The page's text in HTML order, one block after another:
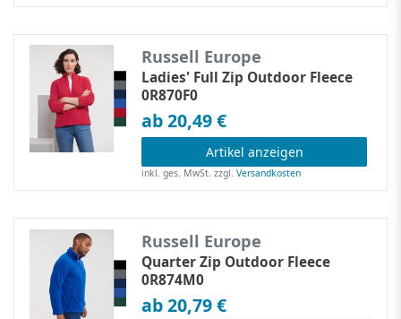
Russell Europe
Ladies' Full Zip Outdoor Fleece
0R870F0
ab 20,49 €
Artikel anzeigen
inkl. ges. MwSt. zzgl.Versandkosten
Russell Europe
Quarter Zip Outdoor Fleece
0R874M0
ab 20,79 €